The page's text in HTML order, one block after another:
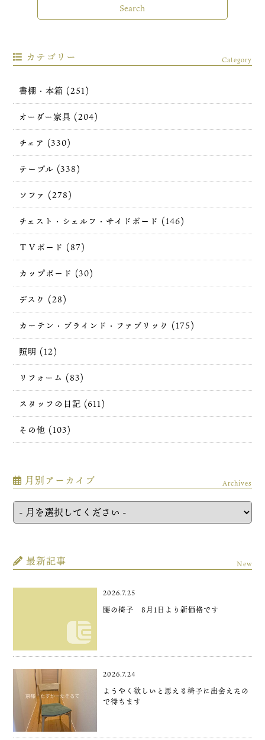
カテゴリー Category
書棚・本箱 (251)
オーダー家具 (204)
チェア (330)
テーブル (338)
ソファ (278)
チェスト・シェルフ・サイドボード (146)
ＴＶボード (87)
カップボード (30)
デスク (28)
カーテン・ブラインド・ファブリック (175)
照明 (12)
リフォーム (83)
スタッフの日記 (611)
その他 (103)
月別アーカイブ Archives
最新記事 New
2026.7.25
腰の椅子 8月1日より新価格です
2026.7.24
ようやく欲しいと思える椅子に出会えたの
で待ちます